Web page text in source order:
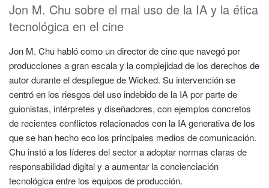
Jon M. Chu sobre el mal uso de la IA y la ética
tecnológica en el cine
Jon M. Chu habló como un director de cine que navegó por
producciones a gran escala y la complejidad de los derechos de
autor durante el despliegue de Wicked. Su intervención se
centró en los riesgos del uso indebido de la IA por parte de
guionistas, intérpretes y diseñadores, con ejemplos concretos
de recientes conflictos relacionados con la IA generativa de los
que se han hecho eco los principales medios de comunicación.
Chu instó a los líderes del sector a adoptar normas claras de
responsabilidad digital y a aumentar la concienciación
tecnológica entre los equipos de producción.